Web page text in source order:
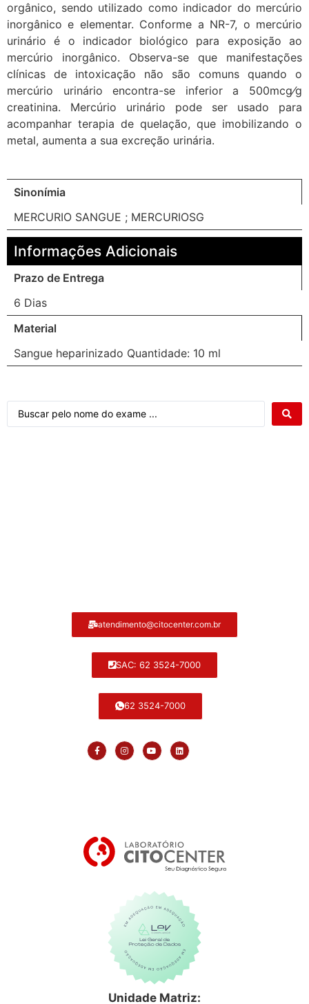
orgânico, sendo utilizado como indicador do mercúrio
inorgânico e elementar. Conforme a NR-7, o mercúrio
urinário é o indicador biológico para exposição ao
mercúrio inorgânico. Observa-se que manifestações
clínicas de intoxicação não são comuns quando o
mercúrio urinário encontra-se inferior a 500mcg⁄g
creatinina. Mercúrio urinário pode ser usado para
acompanhar terapia de quelação, que imobilizando o
metal, aumenta a sua excreção urinária.
Sinonímia
MERCURIO SANGUE ; MERCURIOSG
Informações Adicionais
Prazo de Entrega
6 Dias
Material
Sangue heparinizado Quantidade: 10 ml
atendimento@citocenter.com.br
SAC: 62 3524-7000
62 3524-7000
Unidade Matriz: